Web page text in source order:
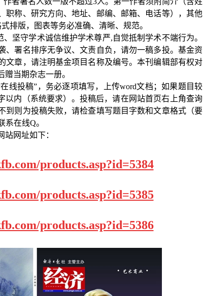
职称、研究方向、地址、邮编、邮箱、电话等），其他
排版，图表等务必准确、清晰、规范。
、坚守学术诚信维护学术尊严,自觉抵制学术不端行为。
、署名排序无争议、文责自负，请勿一稿多投。基金资
文章，请注明基金项目名称及编号。本刊编辑部有权对
当期杂志一册。
线投稿”，务必逐项填写，上传word文档；如果题目较
以内（系统要求）。投稿后，请在网站首页右上角查询
到则为投稿失败，请检查填写题目字数和文章格式（要
系在线Q。
站网址如下：
products.asp?id=5384
products.asp?id=5385
products.asp?id=5386